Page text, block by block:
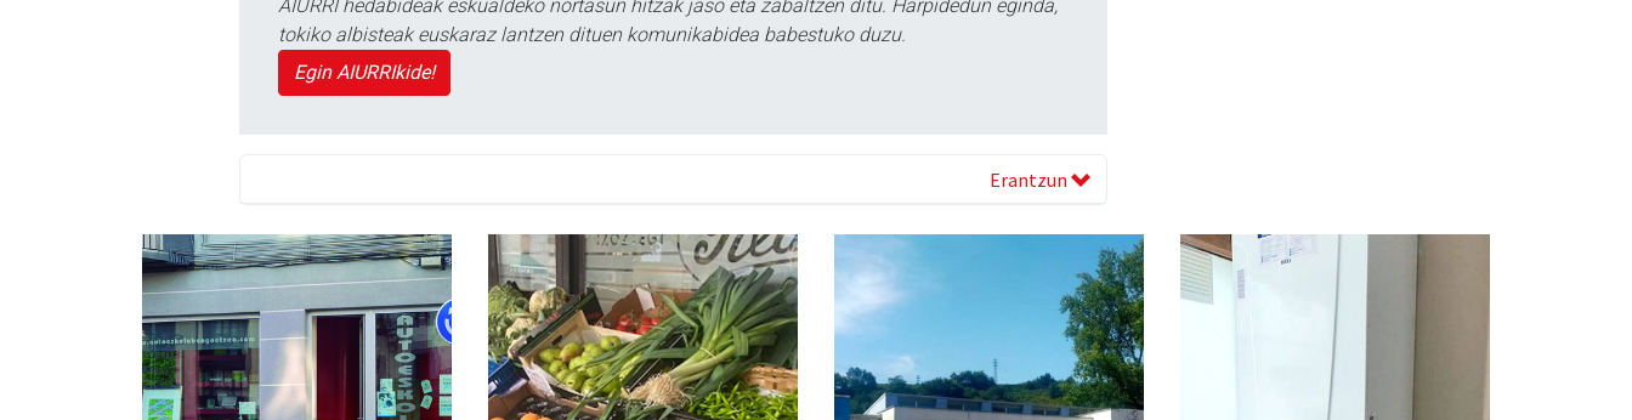
AIURRI hedabideak eskualdeko nortasun hitzak jaso eta zabaltzen ditu. Harpidedun eginda,
tokiko albisteak euskaraz lantzen dituen komunikabidea babestuko duzu.
Egin AIURRIkide!
Erantzun